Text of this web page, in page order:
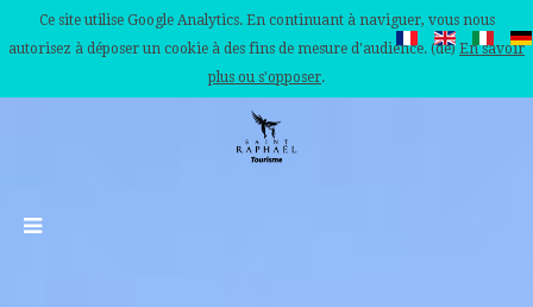
Ce site utilise Google Analytics. En continuant à naviguer, vous nous
autorisez à déposer un cookie à des fins de mesure d'audience. (de) En savoir
plus ou s'opposer.